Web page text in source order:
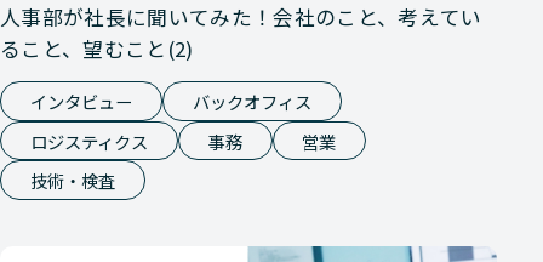
人事部が社長に聞いてみた！会社のこと、考えてい
ること、望むこと(2)
インタビュー
バックオフィス
ロジスティクス
事務
営業
技術・検査